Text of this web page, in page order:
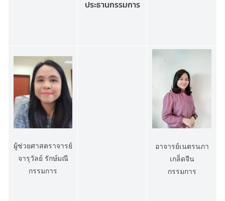
ประธานกรรมการ
ผู้ช่วยศาสตราจารย์
จารุวัลย์ รักษ์มณี
กรรมการ
อาจารย์เนตรนภา
เกล็ดจีน
กรรมการ